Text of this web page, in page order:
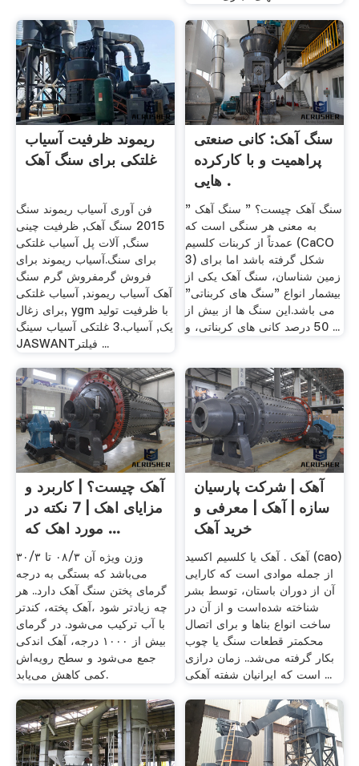
ریموند ظرفیت آسیاب
غلتکی برای سنگ آهک
فن آوری آسیاب ریموند سنگ
2015 سنگ آهک, ظرفیت چینی
سنگ, آلات پل آسیاب غلتکی
برای سنگ.آسیاب ریموند برای
فروش گرمفروش گرم سنگ
آهک آسیاب ریموند, آسیاب غلتکی
برای زغال, ygm با ظرفیت تولید
یک, آسیاب.3 غلتکی آسیاب سینگ
JASWANTفیلتر ...
سنگ آهک: کانی صنعتی
پراهمیت و با کارکرده
هایی .
سنگ آهک چیست؟ " سنگ آهک "
به معنی هر سنگی است که
عمدتاً از کربنات کلسیم (CaCO
3) شکل گرفته باشد اما برای
زمین شناسان، سنگ آهک یکی از
بیشمار انواع "سنگ های کربناتی"
می باشد.این سنگ ها از بیش از
50 درصد کانی های کربناتی، و ...
آهک چیست؟ | کاربرد و
مزایای اهک | 7 نکته در
مورد اهک که ...
وزن ویژه آن ۰۸/۳ تا ۳۰/۳
می‌باشد که بستگی به درجه
گرمای پختن سنگ آهک دارد.. هر
چه زیادتر شود ،آهک پخته، کندتر
با آب ترکیب می‌شود. در گرمای
بیش از ۱۰۰۰ درجه، آ‌هک اندکی
جمع می‌شود و سطح رویه‌اش
کمی کاهش می‌یابد.
آهک | شرکت پارسیان
سازه | آهک | معرفی و
خرید آهک
آهک . آهک یا کلسیم اکسید (cao)
از جمله موادی است که کارایی
آن از دوران باستان، توسط بشر
شناخته شده‌است و از آن در
ساخت انواع بناها و برای اتصال
محکمتر قطعات سنگ یا چوب
بکار گرفته می‌شد.. زمان درازی
است که ایرانیان شفته آهکی ...